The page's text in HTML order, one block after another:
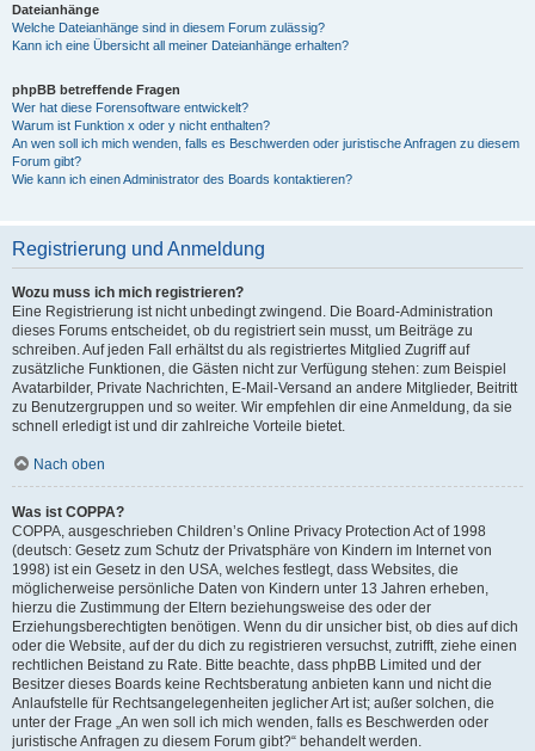
Dateianhänge
Welche Dateianhänge sind in diesem Forum zulässig?
Kann ich eine Übersicht all meiner Dateianhänge erhalten?
phpBB betreffende Fragen
Wer hat diese Forensoftware entwickelt?
Warum ist Funktion x oder y nicht enthalten?
An wen soll ich mich wenden, falls es Beschwerden oder juristische Anfragen zu diesem
Forum gibt?
Wie kann ich einen Administrator des Boards kontaktieren?
Registrierung und Anmeldung
Wozu muss ich mich registrieren?
Eine Registrierung ist nicht unbedingt zwingend. Die Board-Administration
dieses Forums entscheidet, ob du registriert sein musst, um Beiträge zu
schreiben. Auf jeden Fall erhältst du als registriertes Mitglied Zugriff auf
zusätzliche Funktionen, die Gästen nicht zur Verfügung stehen: zum Beispiel
Avatarbilder, Private Nachrichten, E-Mail-Versand an andere Mitglieder, Beitritt
zu Benutzergruppen und so weiter. Wir empfehlen dir eine Anmeldung, da sie
schnell erledigt ist und dir zahlreiche Vorteile bietet.
Nach oben
Was ist COPPA?
COPPA, ausgeschrieben Children’s Online Privacy Protection Act of 1998
(deutsch: Gesetz zum Schutz der Privatsphäre von Kindern im Internet von
1998) ist ein Gesetz in den USA, welches festlegt, dass Websites, die
möglicherweise persönliche Daten von Kindern unter 13 Jahren erheben,
hierzu die Zustimmung der Eltern beziehungsweise des oder der
Erziehungsberechtigten benötigen. Wenn du dir unsicher bist, ob dies auf dich
oder die Website, auf der du dich zu registrieren versuchst, zutrifft, ziehe einen
rechtlichen Beistand zu Rate. Bitte beachte, dass phpBB Limited und der
Besitzer dieses Boards keine Rechtsberatung anbieten kann und nicht die
Anlaufstelle für Rechtsangelegenheiten jeglicher Art ist; außer solchen, die
unter der Frage „An wen soll ich mich wenden, falls es Beschwerden oder
juristische Anfragen zu diesem Forum gibt?“ behandelt werden.